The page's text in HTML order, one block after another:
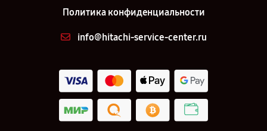
Политика конфиденциальности
info@hitachi-service-center.ru